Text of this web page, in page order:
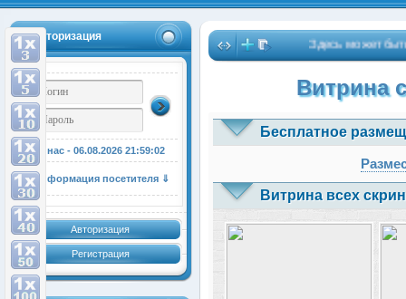
Авторизация
У нас - 06.08.2026 21:59:02
Информация посетителя ⇓
Авторизация
Регистрация
Здесь может быть
Витрина
Бесплатное
Витрина всех